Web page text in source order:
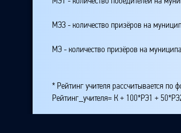
МЭЗ - количество призёров на
МЭ - количество призёров на
* Рейтинг учителя рассчитывается по
Рейтинг_учителя= К + 100*РЭ1 +